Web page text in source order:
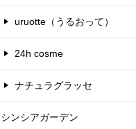
uruotte（うるおって）
24h cosme
ナチュラグラッセ
シンシアガーデン